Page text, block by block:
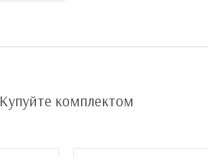
Купуйте комплектом